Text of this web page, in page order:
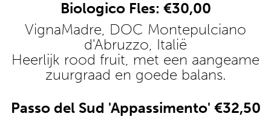
Biologico Fles: €30,00
VignaMadre, DOC Montepulciano
d'Abruzzo, Italië
Heerlijk rood fruit, met een aangeame
zuurgraad en goede balans.
Passo del Sud 'Appassimento' €32,50